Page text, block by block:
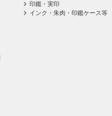
印鑑・実印
インク・朱肉・印鑑ケース等